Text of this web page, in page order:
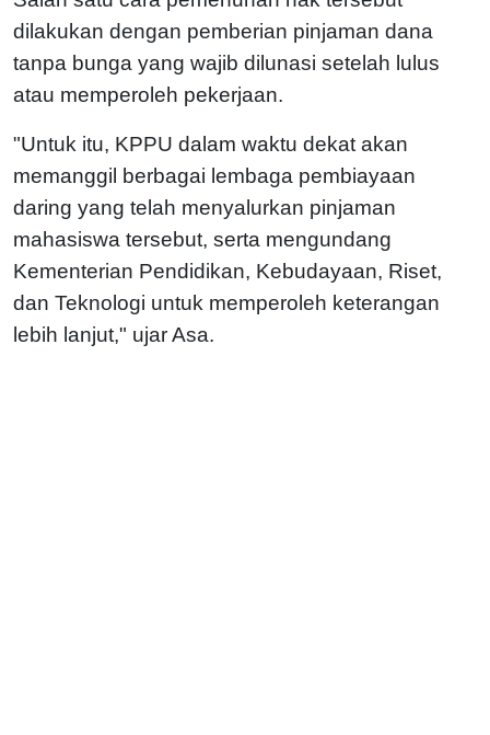
dilakukan dengan pemberian pinjaman dana
tanpa bunga yang wajib dilunasi setelah lulus
atau memperoleh pekerjaan.
"Untuk itu, KPPU dalam waktu dekat akan
memanggil berbagai lembaga pembiayaan
daring yang telah menyalurkan pinjaman
mahasiswa tersebut, serta mengundang
Kementerian Pendidikan, Kebudayaan, Riset,
dan Teknologi untuk memperoleh keterangan
lebih lanjut," ujar Asa.